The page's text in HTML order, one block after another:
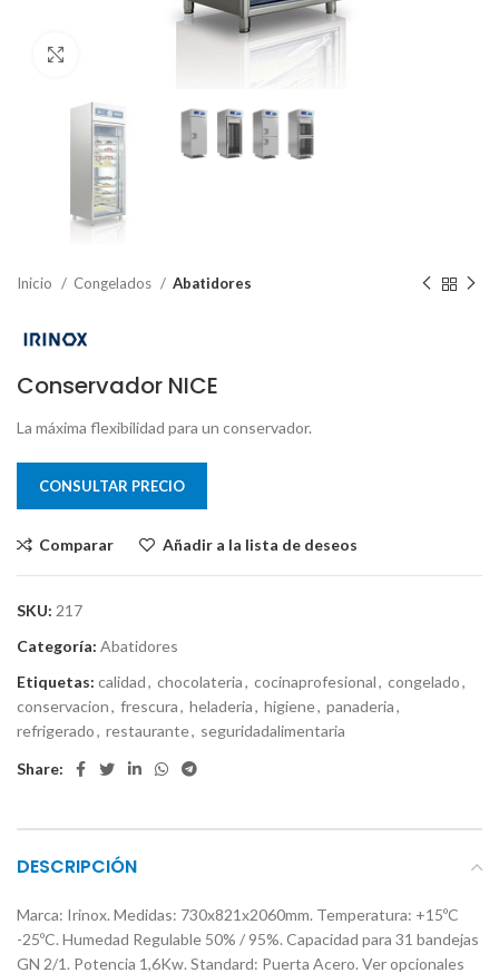
Inicio Congelados Abatidores
Conservador NICE
La máxima flexibilidad para un conservador.
CONSULTAR PRECIO
Comparar Añadir a la lista de deseos
SKU: 217
Categoría: Abatidores
Etiquetas: calidad, chocolateria, cocinaprofesional, congelado,
conservacion, frescura, heladeria, higiene, panaderia,
refrigerado, restaurante, seguridadalimentaria
Share:
DESCRIPCIÓN
Marca: Irinox. Medidas: 730x821x2060mm. Temperatura: +15ºC
-25ºC. Humedad Regulable 50% / 95%. Capacidad para 31 bandejas
GN 2/1. Potencia 1,6Kw. Standard: Puerta Acero. Ver opcionales